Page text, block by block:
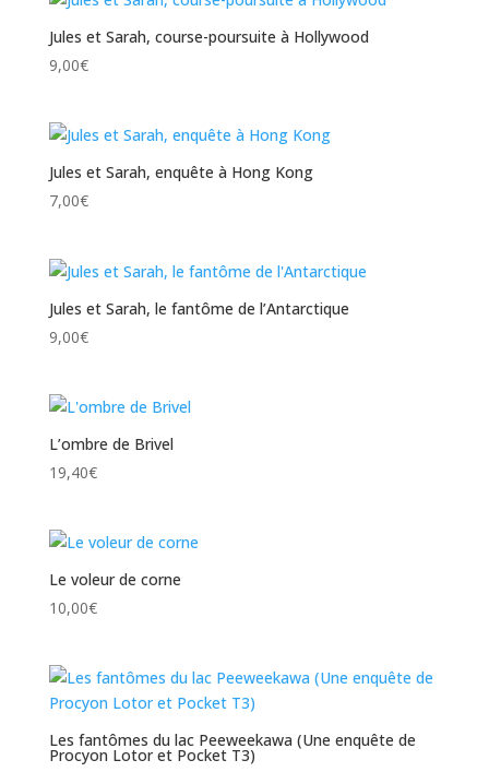
Jules et Sarah, course-poursuite à Hollywood
9,00€
Jules et Sarah, enquête à Hong Kong
7,00€
Jules et Sarah, le fantôme de l’Antarctique
9,00€
L’ombre de Brivel
19,40€
Le voleur de corne
10,00€
Les fantômes du lac Peeweekawa (Une enquête de
Procyon Lotor et Pocket T3)